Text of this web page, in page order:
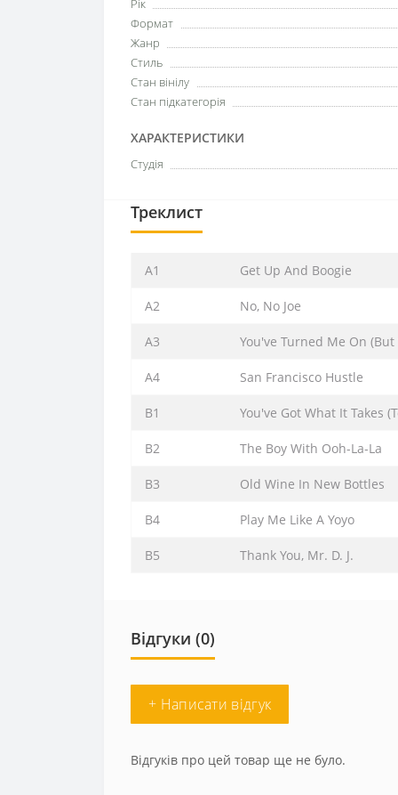
Рік
Формат
Жанр
Стиль
Стан вінілу
Стан підкатегорія
ХАРАКТЕРИСТИКИ
Студія
Треклист
A1 Get Up And Boogie
A2 No, No Joe
A3 You've Turned Me On
A4 San Francisco Hustle
B1 You've Got What It Takes
B2 The Boy With Ooh-La-La
B3 Old Wine In New Bottles
B4 Play Me Like A Yoyo
B5 Thank You, Mr. D. J.
Відгуки (0)
+ Написати відгук
Відгуків про цей товар ще не було.